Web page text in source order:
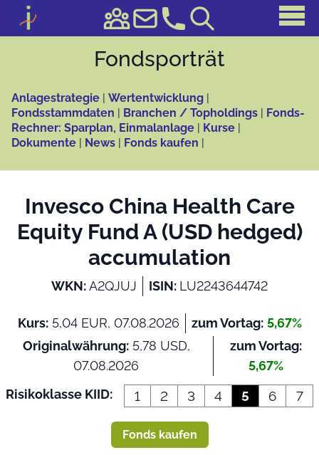
Fonds­porträt
Anlagestrategie | Wertentwicklung |
Fondsstammdaten | Branchen / Topholdings | Fonds-
Rechner: Sparplan, Einmalanlage | Kurse |
Dokumente | News | Fonds kaufen |
Invesco China Health Care
Equity Fund A (USD hedged)
accumulation
WKN:A2QJUJ ISIN: LU2243644742
Kurs:5,04 EUR, 07.08.2026 zum Vortag: 5,67%
Originalwährung:5,78 USD,
07.08.2026
zum Vortag:
5,67%
Risikoklasse KIID:
1 2 3 4 5 6 7
Fonds kaufen